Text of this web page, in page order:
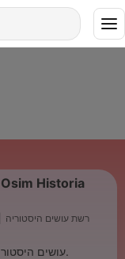
רשת עושים היסטוריה
עושים היסטוריה הוא פודקאסט על מדע, טכנולוגיה והיסטוריה.